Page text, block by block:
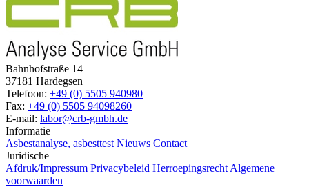
Bahnhofstraße 14
37181 Hardegsen
Telefoon: +49 (0) 5505 940980
Fax: +49 (0) 5505 94098260
E-mail: labor@crb-gmbh.de
Informatie
Asbestanalyse, asbesttest Nieuws Contact
Juridische
Afdruk/Impressum Privacybeleid Herroepingsrecht Algemene
voorwaarden